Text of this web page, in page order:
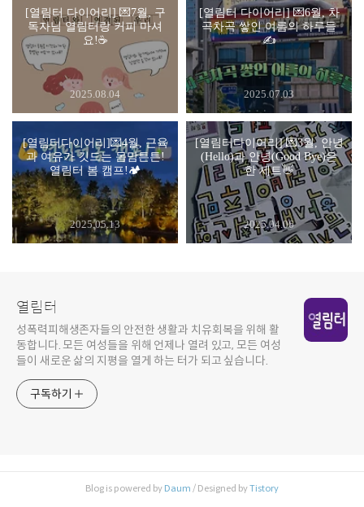
[열림터 다이어리] 💌7월, 구
독자님 열림터랑 커피 마셔
요!☕
2025.08.04
[열림터 다이어리] 💌6월, 차
곡차곡 쌓인 여름의 하루들
✍️
2025.07.03
[열림터다이어리]💌4월, 근육
과 여유가 깃드는 몸맘튼튼!
열림터 봄 캠프!🏕️
2025.05.13
[열림터다이어리] 💌3월, 안녕
(Hello)과 안녕(Good Bye)은
한 세트👋
2025.04.06
열림터
성폭력피해생존자들의 안전한 생활과 치유회복을 위해 활
동합니다. 모든 여성들을 위해 언제나 열려 있고, 모든 여성
들이 새로운 삶의 지평을 열게 하는 터가 되고 싶습니다.
구독하기
Blog is powered by Daum / Designed byTistory